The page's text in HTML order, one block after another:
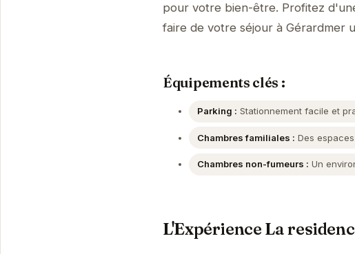
pour votre bien-être. Profitez
faire de votre séjour à Gérardmer
Équipements clés :
Parking : Stationnement facile et
Chambres familiales : Des
Chambres non-fumeurs : Un
L'Expérience La